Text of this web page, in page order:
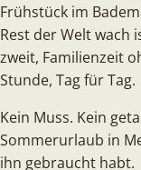
Frühstück im
Rest der Welt wach
zweit, Familienzeit
Stunde, Tag für Tag.
Kein Muss. Kein
Sommerurlaub in
ihn gebraucht habt.